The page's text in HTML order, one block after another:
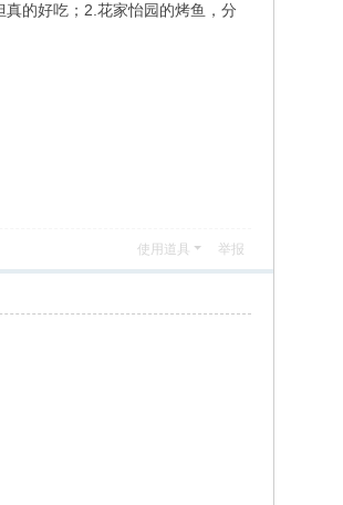
的好吃；2.花家怡园的烤鱼，分
使用道具 举报